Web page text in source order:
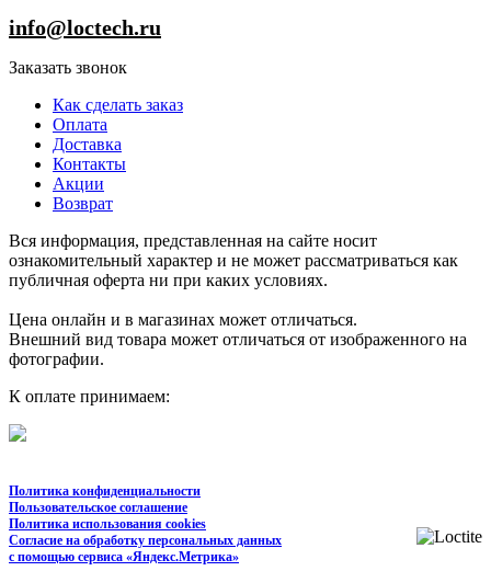
info@loctech.ru
Заказать звонок
Как сделать заказ
Оплата
Доставка
Контакты
Акции
Возврат
Вся информация, представленная на сайте носит
ознакомительный характер и не может рассматриваться как
публичная оферта ни при каких условиях.
Цена онлайн и в магазинах может отличаться.
Внешний вид товара может отличаться от изображенного на
фотографии.
К оплате принимаем:
Политика конфиденциальности
Пользовательское соглашение
Политика использования cookies
Согласие на обработку персональных данных
с помощью сервиса «Яндекс.Метрика»